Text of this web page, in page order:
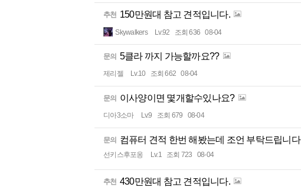
추천 150만원대 참고 견적입니다.
Skywalkers Lv.92 조회 636 08-04
문의 5클라 까지 가능할까요??
제리젤 Lv.10 조회 662 08-04
문의 이사양이면 몇개할수있나요?
디아3소마 Lv.9 조회 679 08-04
문의 컴퓨터 견적 한번 해봤는데 조언 부탁드립니다
선키스후포옹 Lv.1 조회 723 08-04
추천 430만원대 참고 견적입니다.